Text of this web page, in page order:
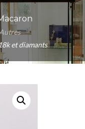
Autres
et diamants